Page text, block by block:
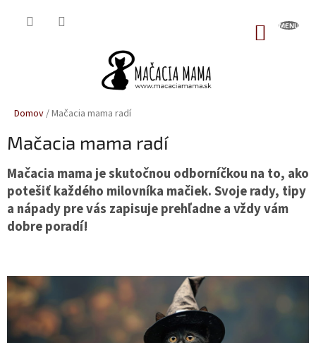
Domov/Mačacia mama radí
Mačacia mama radí
Mačacia mama je skutočnou odborníčkou na to, ako
potešiť každého milovníka mačiek. Svoje rady, tipy
a nápady pre vás zapisuje prehľadne a vždy vám
dobre poradí!
V
ý
p